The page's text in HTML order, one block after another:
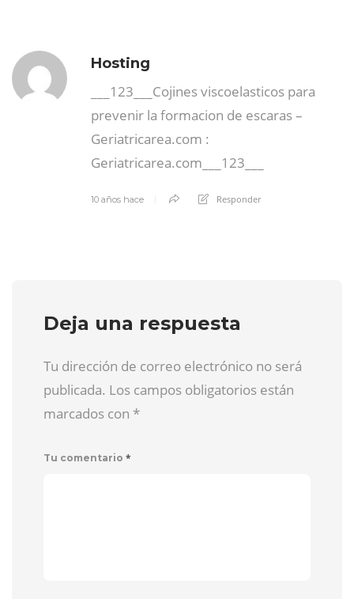
Hosting
___123___Cojines viscoelasticos para
prevenir la formacion de escaras –
Geriatricarea.com :
Geriatricarea.com___123___
10 años hace Responder
Deja una respuesta
Tu dirección de correo electrónico no será
publicada. Los campos obligatorios están
marcados con *
Tu comentario *